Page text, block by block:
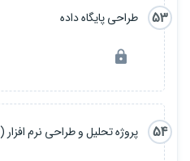
53 طراحی پایگاه داده
54 پروژه تحلیل و طراحی نرم افزار ( 1 )